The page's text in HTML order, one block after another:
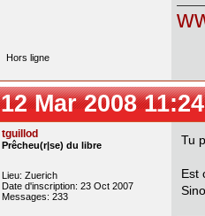
Hors ligne
12 Mar 2008
tguillod
Prêcheu(r|se) du libre
Lieu: Zuerich
Date d'inscription: 23 Oct 2007
Messages: 233
Tu
Est